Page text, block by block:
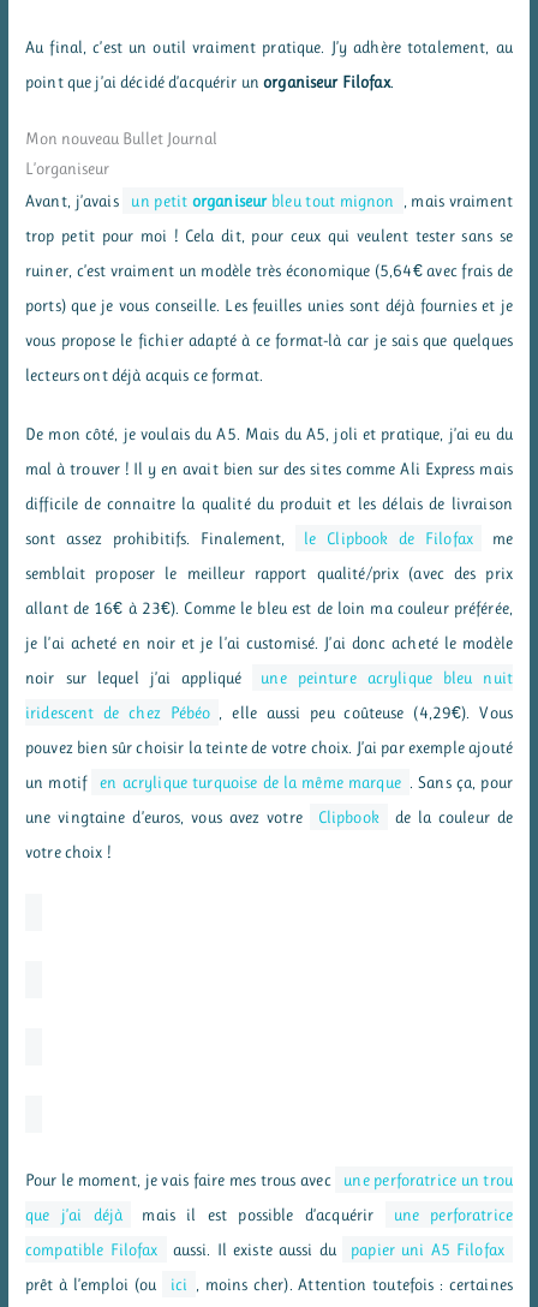
Au final, c’est un outil vraiment pratique. J’y adhère totalement, au
point que j’ai décidé d’acquérir unorganiseur Filofax.
Mon nouveau Bullet Journal
L’organiseur
Avant, j’avais
un petit organiseurbleu tout mignon
, mais vraiment
trop petit pour moi ! Cela dit, pour ceux qui veulent tester sans se
ruiner, c’est vraiment un modèle très économique (5,64€ avec frais de
ports) que je vous conseille. Les feuilles unies sont déjà fournies et je
vous propose le fichier adapté à ce format-là car je sais que quelques
lecteurs ont déjà acquis ce format.
De mon côté, je voulais du A5. Mais du A5, joli et pratique, j’ai eu du
mal à trouver ! Il y en avait bien sur des sites comme Ali Express mais
difficile de connaitre la qualité du produit et les délais de livraison
sont assez prohibitifs. Finalement,
le Clipbook de Filofax
me
semblait proposer le meilleur rapport qualité/prix (avec des prix
allant de 16€ à 23€). Comme le bleu est de loin ma couleur préférée,
je l’ai acheté en noir et je l’ai customisé. J’ai donc acheté le modèle
noir sur lequel j’ai appliqué
une peinture acrylique bleu nuit
iridescent de chez Pébéo
, elle aussi peu coûteuse (4,29€). Vous
pouvez bien sûr choisir la teinte de votre choix. J’ai par exemple ajouté
un motif
en acrylique turquoise de la même marque
. Sans ça, pour
une vingtaine d’euros, vous avez votre
Clipbook
de la couleur de
votre choix !
Pour le moment, je vais faire mes trous avec
une perforatrice un trou
que j’ai déjà
mais il est possible d’acquérir
une perforatrice
compatible Filofax
aussi. Il existe aussi du
papier uni A5 Filofax
prêt à l’emploi (ou
ici
, moins cher). Attention toutefois : certaines